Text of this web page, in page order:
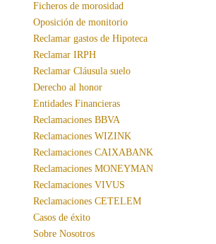
Ficheros de morosidad
Oposición de monitorio
Reclamar gastos de Hipoteca
Reclamar IRPH
Reclamar Cláusula suelo
Derecho al honor
Entidades Financieras
Reclamaciones BBVA
Reclamaciones WIZINK
Reclamaciones CAIXABANK
Reclamaciones MONEYMAN
Reclamaciones VIVUS
Reclamaciones CETELEM
Casos de éxito
Sobre Nosotros